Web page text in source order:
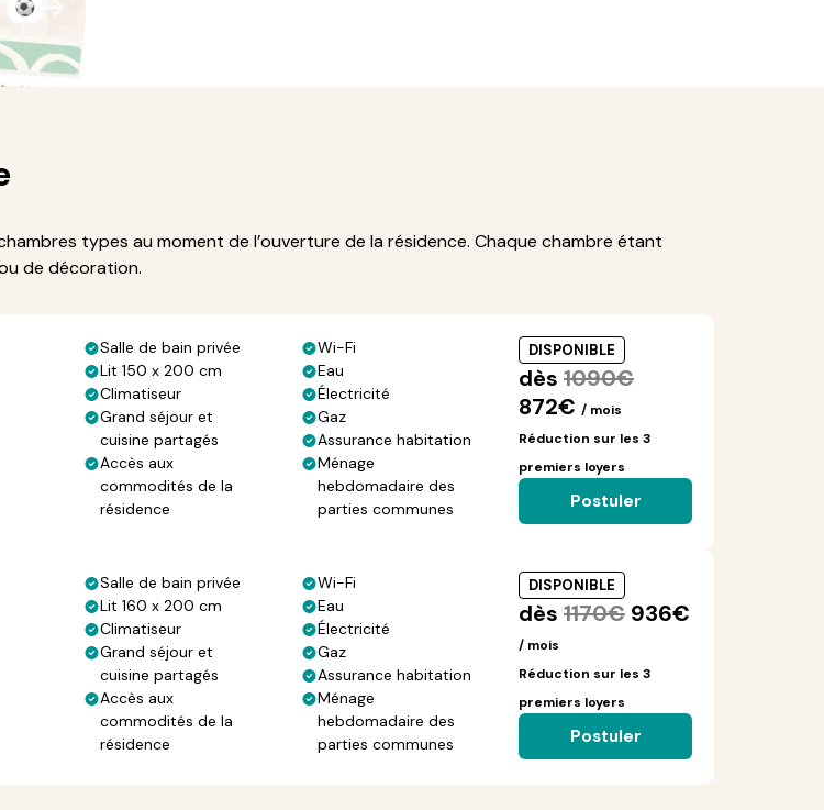
types au moment de l’ouverture de la résidence. Chaque chambre étant
de décoration.
Salle de bain privée
Lit 150 x 200 cm
Climatiseur
Grand séjour et
cuisine partagés
Accès aux
commodités de la
résidence
Wi-Fi
Eau
Électricité
Gaz
Assurance habitation
Ménage
hebdomadaire des
parties communes
DISPONIBLE
dès 1090€
872€ / mois
Réduction sur les 3
premiers loyers
Postuler
Salle de bain privée
Lit 160 x 200 cm
Climatiseur
Grand séjour et
cuisine partagés
Accès aux
commodités de la
résidence
Wi-Fi
Eau
Électricité
Gaz
Assurance habitation
Ménage
hebdomadaire des
parties communes
DISPONIBLE
dès 1170€ 936€
/ mois
Réduction sur les 3
premiers loyers
Postuler